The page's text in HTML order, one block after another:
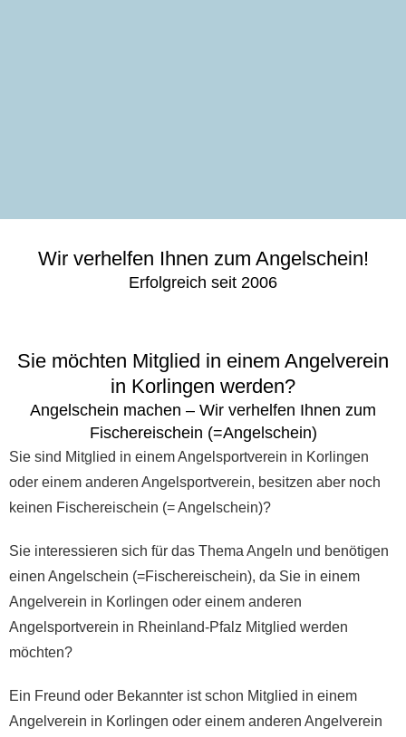
Wir verhelfen Ihnen zum Angelschein!
Erfolgreich seit 2006
Sie möchten Mitglied in einem Angelverein
in Korlingen werden?
Angelschein machen – Wir verhelfen Ihnen zum
Fischereischein (=Angelschein)
Sie sind Mitglied in einem Angelsportverein in Korlingen
oder einem anderen Angelsportverein, besitzen aber noch
keinen Fischereischein (= Angelschein)?
Sie interessieren sich für das Thema Angeln und benötigen
einen Angelschein (=Fischereischein), da Sie in einem
Angelverein in Korlingen oder einem anderen
Angelsportverein in Rheinland-Pfalz Mitglied werden
möchten?
Ein Freund oder Bekannter ist schon Mitglied in einem
Angelverein in Korlingen oder einem anderen Angelverein